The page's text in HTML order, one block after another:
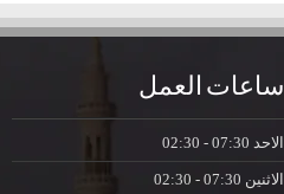
ساعات العمل
الاحد
الاثنين